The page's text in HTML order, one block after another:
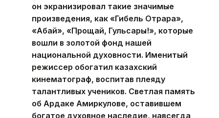
он экранизировал такие значимые
произведения, как «Гибель Отрара»,
«Абай», «Прощай, Гульсары!», которые
вошли в золотой фонд нашей
национальной духовности. Именитый
режиссер обогатил казахский
кинематограф, воспитав плеяду
талантливых учеников. Светлая память
об Ардаке Амиркулове, оставившем
богатое духовное наследие, навсегда